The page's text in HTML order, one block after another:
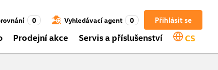
Přihlásit se
0 Vyhledávací agent 0
Prodejní akce Servis a příslušenství CS